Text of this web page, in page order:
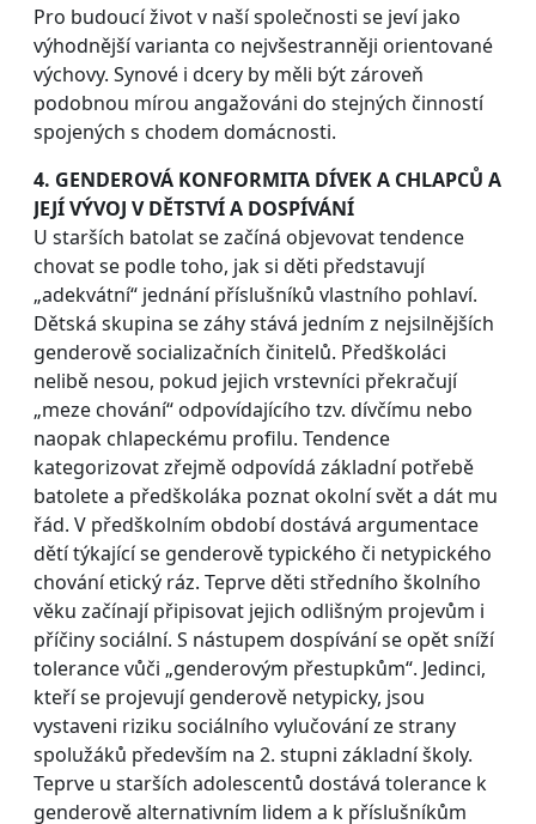
Pro budoucí život v naší společnosti se jeví jako
výhodnější varianta co nejvšestranněji orientované
výchovy. Synové i dcery by měli být zároveň
podobnou mírou angažováni do stejných činností
spojených s chodem domácnosti.
4. GENDEROVÁ KONFORMITA DÍVEK A CHLAPCŮ A
JEJÍ VÝVOJ V DĚTSTVÍ A DOSPÍVÁNÍ
U starších batolat se začíná objevovat tendence
chovat se podle toho, jak si děti představují
„adekvátní“ jednání příslušníků vlastního pohlaví.
Dětská skupina se záhy stává jedním z nejsilnějších
genderově socializačních činitelů. Předškoláci
nelibě nesou, pokud jejich vrstevníci překračují
„meze chování“ odpovídajícího tzv. dívčímu nebo
naopak chlapeckému profilu. Tendence
kategorizovat zřejmě odpovídá základní potřebě
batolete a předškoláka poznat okolní svět a dát mu
řád. V předškolním období dostává argumentace
dětí týkající se genderově typického či netypického
chování etický ráz. Teprve děti středního školního
věku začínají připisovat jejich odlišným projevům i
příčiny sociální. S nástupem dospívání se opět sníží
tolerance vůči „genderovým přestupkům“. Jedinci,
kteří se projevují genderově netypicky, jsou
vystaveni riziku sociálního vylučování ze strany
spolužáků především na 2. stupni základní školy.
Teprve u starších adolescentů dostává tolerance k
genderově alternativním lidem a k příslušníkům